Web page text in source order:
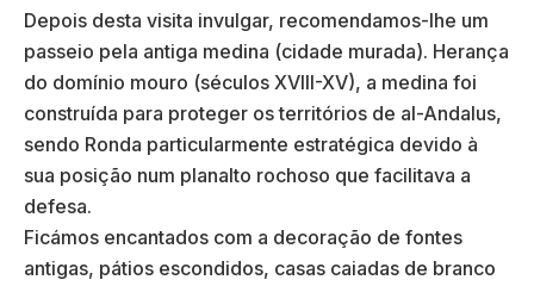
Depois desta visita invulgar, recomendamos-lhe um
passeio pela antiga medina (cidade murada). Herança
do domínio mouro (séculos XVIII-XV), a medina foi
construída para proteger os territórios de al-Andalus,
sendo Ronda particularmente estratégica devido à
sua posição num planalto rochoso que facilitava a
defesa.
Ficámos encantados com a decoração de fontes
antigas, pátios escondidos, casas caiadas de branco